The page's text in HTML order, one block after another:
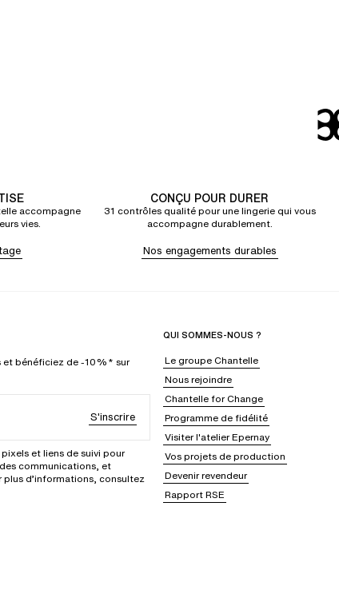
accompagne
vies.
CONÇU POUR DURER
31 contrôles qualité pour une lingerie qui vous
accompagne durablement.
Nos engagements durables
et bénéficiez de -10%* sur
S'inscrire
et liens de suivi pour
communications, et
plus d’informations, consultez
QUI SOMMES-NOUS ?
Le groupe Chantelle
Nous rejoindre
Chantelle for Change
Programme de fidélité
Visiter l'atelier Epernay
Vos projets de production
Devenir revendeur
Rapport RSE